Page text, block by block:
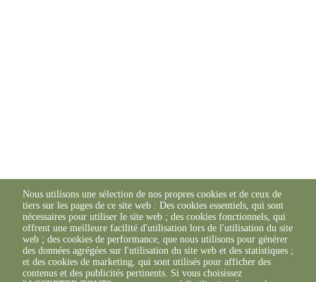
Nous utilisons une sélection de nos propres cookies et de ceux de
tiers sur les pages de ce site web : Des cookies essentiels, qui sont
nécessaires pour utiliser le site web ; des cookies fonctionnels, qui
offrent une meilleure facilité d'utilisation lors de l'utilisation du site
web ; des cookies de performance, que nous utilisons pour générer
des données agrégées sur l'utilisation du site web et des statistiques ;
et des cookies de marketing, qui sont utilisés pour afficher des
contenus et des publicités pertinents. Si vous choisissez